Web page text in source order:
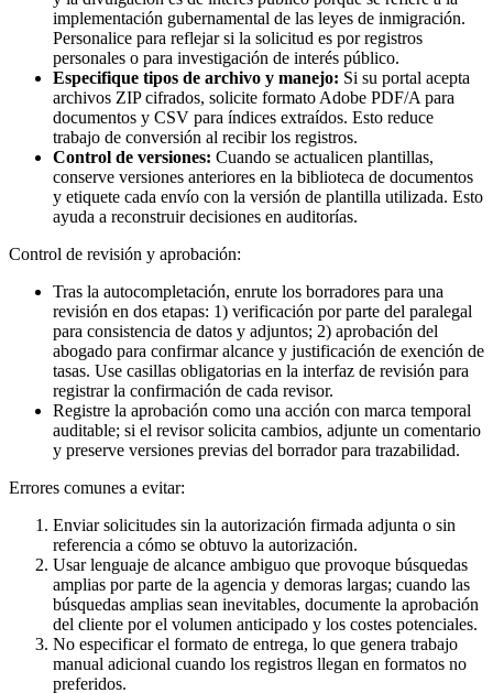
implementación gubernamental de las leyes de inmigración.
Personalice para reflejar si la solicitud es por registros
personales o para investigación de interés público.
Especifique tipos de archivo y manejo: Si su portal acepta
archivos ZIP cifrados, solicite formato Adobe PDF/A para
documentos y CSV para índices extraídos. Esto reduce
trabajo de conversión al recibir los registros.
Control de versiones: Cuando se actualicen plantillas,
conserve versiones anteriores en la biblioteca de documentos
y etiquete cada envío con la versión de plantilla utilizada. Esto
ayuda a reconstruir decisiones en auditorías.
Control de revisión y aprobación:
Tras la autocompletación, enrute los borradores para una
revisión en dos etapas: 1) verificación por parte del paralegal
para consistencia de datos y adjuntos; 2) aprobación del
abogado para confirmar alcance y justificación de exención de
tasas. Use casillas obligatorias en la interfaz de revisión para
registrar la confirmación de cada revisor.
Registre la aprobación como una acción con marca temporal
auditable; si el revisor solicita cambios, adjunte un comentario
y preserve versiones previas del borrador para trazabilidad.
Errores comunes a evitar:
Enviar solicitudes sin la autorización firmada adjunta o sin
referencia a cómo se obtuvo la autorización.
Usar lenguaje de alcance ambiguo que provoque búsquedas
amplias por parte de la agencia y demoras largas; cuando las
búsquedas amplias sean inevitables, documente la aprobación
del cliente por el volumen anticipado y los costes potenciales.
No especificar el formato de entrega, lo que genera trabajo
manual adicional cuando los registros llegan en formatos no
preferidos.